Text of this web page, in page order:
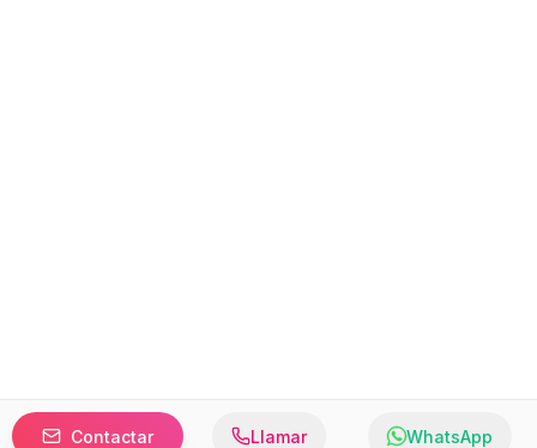
Contactar Llamar WhatsApp